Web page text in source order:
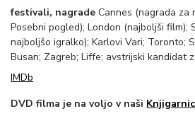
festivali, nagrade Cannes (nagrada za
Posebni pogled); London (najboljši film);
najboljšo igralko); Karlovi Vari; Toronto;
Busan; Zagreb; Liffe; avstrijski kandidat
IMDb
DVD filma je na voljo v naši